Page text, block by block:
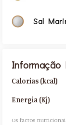
Sal
Informação
Calorias (kcal)
Energia (Kj)
Os factos